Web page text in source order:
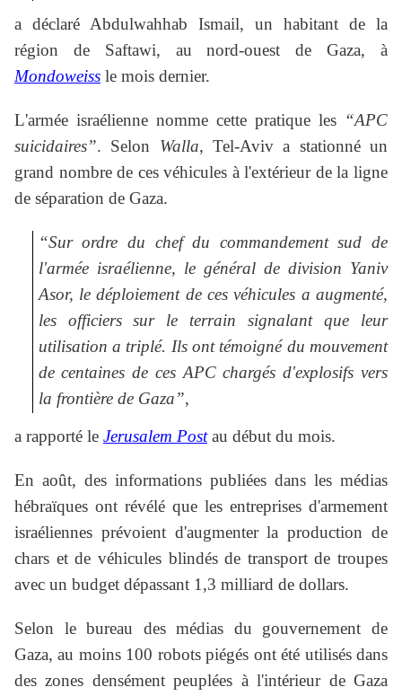
a déclaré Abdulwahhab Ismail, un habitant de la
région de Saftawi, au nord-ouest de Gaza, à
Mondoweiss le mois dernier.
L'armée israélienne nomme cette pratique les “APC
suicidaires”. Selon Walla, Tel-Aviv a stationné un
grand nombre de ces véhicules à l'extérieur de la ligne
de séparation de Gaza.
“Sur ordre du chef du commandement sud de
l'armée israélienne, le général de division Yaniv
Asor, le déploiement de ces véhicules a augmenté,
les officiers sur le terrain signalant que leur
utilisation a triplé. Ils ont témoigné du mouvement
de centaines de ces APC chargés d'explosifs vers
la frontière de Gaza”,
a rapporté le Jerusalem Postau début du mois.
En août, des informations publiées dans les médias
hébraïques ont révélé que les entreprises d'armement
israéliennes prévoient d'augmenter la production de
chars et de véhicules blindés de transport de troupes
avec un budget dépassant 1,3 milliard de dollars.
Selon le bureau des médias du gouvernement de
Gaza, au moins 100 robots piégés ont été utilisés dans
des zones densément peuplées à l'intérieur de Gaza